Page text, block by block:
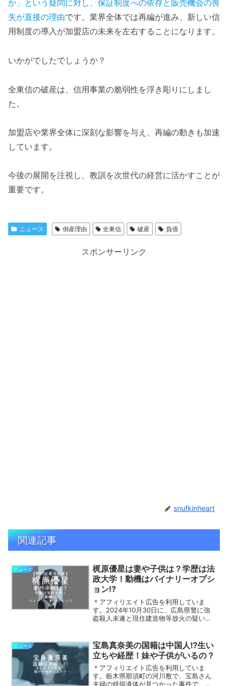
か」という疑問に対し、保証制度への依存と販売機会の喪
失が直接の理由です。業界全体では再編が進み、新しい信
用制度の導入が加盟店の未来を左右することになります。
いかがでしたでしょうか？
全東信の破産は、信用事業の脆弱性を浮き彫りにしまし
た。
加盟店や業界全体に深刻な影響を与え、再編の動きも加速
しています。
今後の展開を注視し、教訓を次世代の経営に活かすことが
重要です。
ニュース 倒産理由 全東信 破産 負債
スポンサーリンク
snufkinheart
関連記事
ニュース
梶原優星は妻や子供は？学歴は法
政大学！動機はバイナリーオプシ
ョン!?
＊アフィリエイト広告を利用していま
す。2024年10月30日に、広島県警に強
盗殺人未遂と現住建造物等放火の疑いで
星容疑者は、2024年7月に80代の夫婦に
睡眠薬を飲ませ...
ニュース
宝島真奈美の国籍は中国人!?生い
立ちや経歴！妹や子供がいるの？
＊アフィリエイト広告を利用していま
す。栃木県那須町の河川敷で、宝島さん
夫婦の焼損遺体が見つかった事件で、殺